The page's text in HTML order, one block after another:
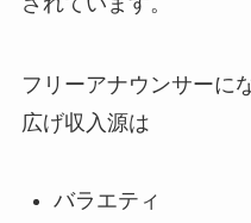
フリーアナウンサーに
広げ収入源は
バラエティ